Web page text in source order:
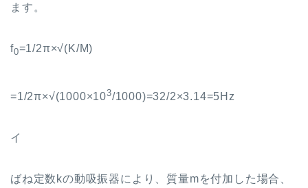
ます。
f0=1/2π×√(K/M)
=1/2π×√(1000×103/1000)=32/2×3.14=5Hz
イ
ばね定数 kの動吸振器により、質量mを付加した場合、